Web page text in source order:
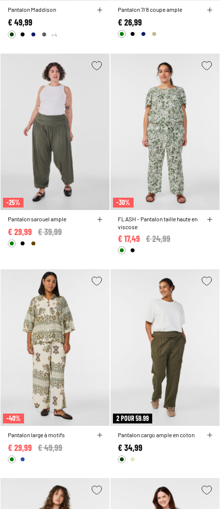
Pantalon Maddison
€ 49,99
+4
Pantalon 7/8 coupe ample
€ 26,99
-25%
Pantalon sarouel ample
Price reduced from
€ 39,99
€ 29,99
-30%
FLASH - Pantalon taille haute en
viscose
Price reduced from
€ 24,99
€ 17,49
-40%
Pantalon large à motifs
Price reduced from
€ 49,99
€ 29,99
2 POUR 59.99
Pantalon cargo ample en coton
€ 34,99